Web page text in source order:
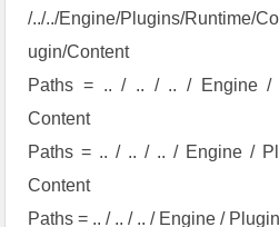
/../../Engine/Plugins/Runtime/
ugin/Content
Paths = .. / .. / .. / Engine /
Content
Paths = .. / .. / .. / Engine /
Content
Paths = .. / .. / .. / Engine /